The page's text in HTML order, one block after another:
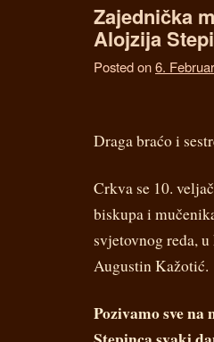
Zajednička
Alojzija
Posted on6.
Draga braćo i
Crkva se 10.
biskupa i
svjetovnog reda,
Augustin Kažotić.
Pozivamo sve